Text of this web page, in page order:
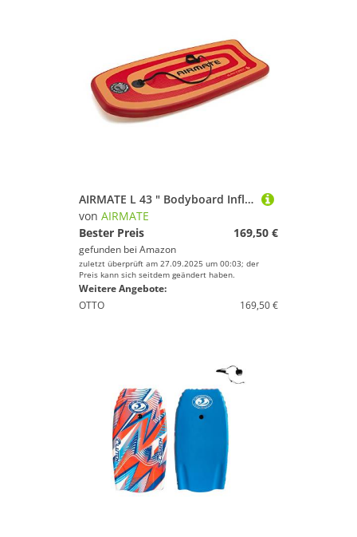
AIRMATE L 43 " Bodyboard Inflatable - Boogieboard aufblasbar - Sportgerät - Für Erwachsene
von AIRMATE
Bester Preis
169,50 €
gefunden bei Amazon
zuletzt überprüft am 27.09.2025 um 00:03; der
Preis kann sich seitdem geändert haben.
Weitere Angebote:
OTTO
169,50 €